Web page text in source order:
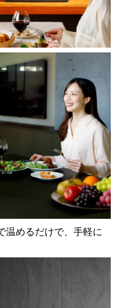
温めるだけで、手軽に